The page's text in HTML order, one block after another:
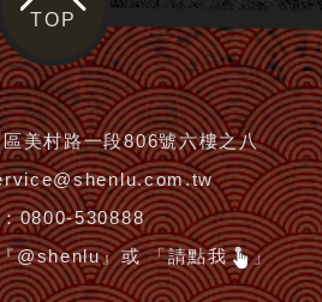
TOP
美村路一段806號六樓之八
0800-530888
@shenlu』或 「請點我 」